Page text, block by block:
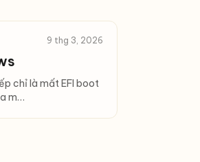
9 thg 3, 2026
chỉ là mất EFI boot
m…